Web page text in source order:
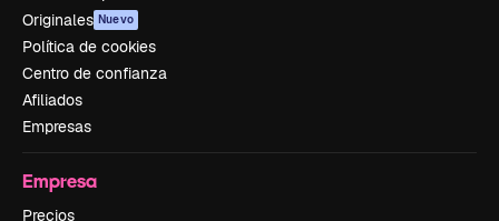
Originales Nuevo
Política de cookies
Centro de confianza
Afiliados
Empresas
Empresa
Precios